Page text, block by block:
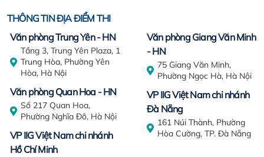
THÔNG TIN ĐỊA ĐIỂM THI
Văn phòng Trung Yên - HN
Tầng 3, Trung Yên Plaza, 1
Trung Hòa, Phường Yên
Hòa, Hà Nội
Văn phòng Quan Hoa - HN
Số 217 Quan Hoa,
Phường Nghĩa Đô, Hà Nội
VP IIG Việt Nam chi nhánh
Hồ Chí Minh
Văn phòng Giang Văn Minh
- HN
75 Giang Văn Minh,
Phường Ngọc Hà, Hà Nội
VP IIG Việt Nam chi nhánh
Đà Nẵng
161 Núi Thành, Phường
Hòa Cường, TP. Đà Nẵng